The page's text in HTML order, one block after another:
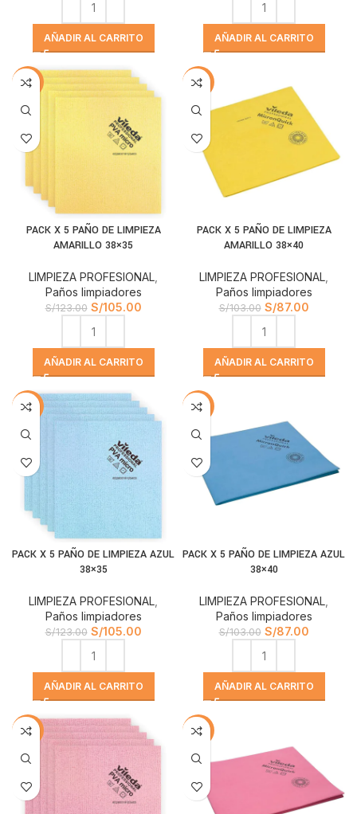
AÑADIR AL CARRITO AÑADIR AL CARRITO
-15%
PACK X 5 PAÑO DE LIMPIEZA
AMARILLO 38×35
LIMPIEZA PROFESIONAL
Paños limpiadores
S/123.00 S/105.00
AÑADIR AL CARRITO
-16%
PACK X 5 PAÑO DE LIMPIEZA
AMARILLO 38×40
LIMPIEZA PROFESIONAL
Paños limpiadores
S/103.00 S/87.00
AÑADIR AL CARRITO
-15%
PACK X 5 PAÑO DE LIMPIEZA AZUL
38×35
LIMPIEZA PROFESIONAL
Paños limpiadores
S/123.00 S/105.00
AÑADIR AL CARRITO
-16%
PACK X 5 PAÑO DE LIMPIEZA AZUL
38×40
LIMPIEZA PROFESIONAL
Paños limpiadores
S/103.00 S/87.00
AÑADIR AL CARRITO
-15% -16%